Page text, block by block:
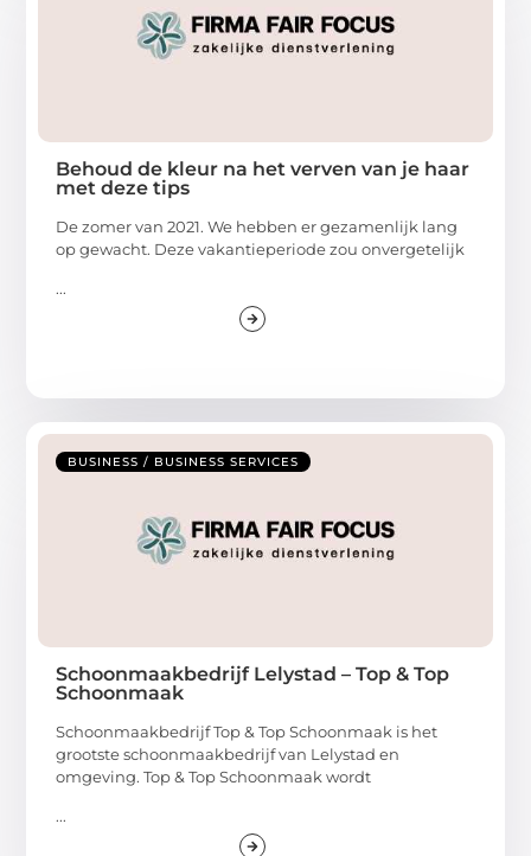
Behoud de kleur na het verven van je haar
met deze tips
De zomer van 2021. We hebben er gezamenlijk lang
op gewacht. Deze vakantieperiode zou onvergetelijk
...
BUSINESS / BUSINESS SERVICES
Schoonmaakbedrijf Lelystad – Top & Top
Schoonmaak
Schoonmaakbedrijf Top & Top Schoonmaak is het
grootste schoonmaakbedrijf van Lelystad en
omgeving. Top & Top Schoonmaak wordt
...